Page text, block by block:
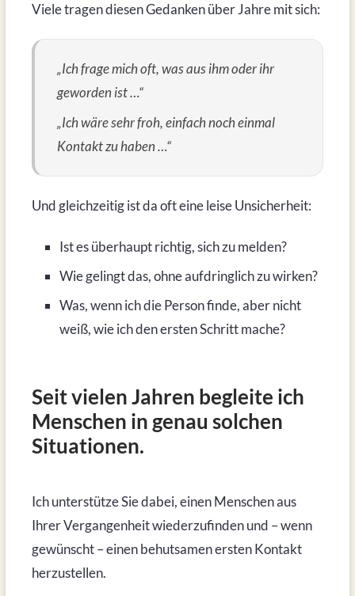
Viele tragen diesen Gedanken über Jahre mit sich:
„Ich frage mich oft, was aus ihm oder ihr
geworden ist …“
„Ich wäre sehr froh, einfach noch einmal
Kontakt zu haben …“
Und gleichzeitig ist da oft eine leise Unsicherheit:
Ist es überhaupt richtig, sich zu melden?
Wie gelingt das, ohne aufdringlich zu wirken?
Was, wenn ich die Person finde, aber nicht
weiß, wie ich den ersten Schritt mache?
Seit vielen Jahren begleite ich
Menschen in genau solchen
Situationen.
Ich unterstütze Sie dabei, einen Menschen aus
Ihrer Vergangenheit wiederzufinden und – wenn
gewünscht – einen behutsamen ersten Kontakt
herzustellen.